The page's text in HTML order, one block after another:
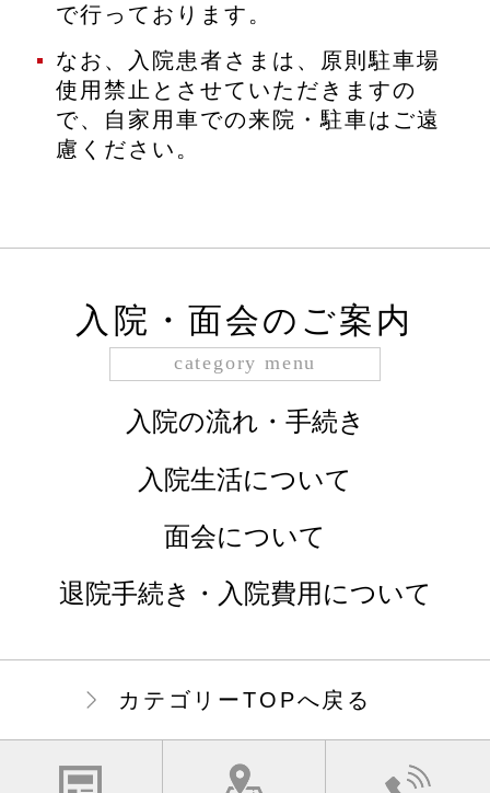
で行っております。
なお、入院患者さまは、原則駐車場
使用禁止とさせていただきますの
で、自家用車での来院・駐車はご遠
慮ください。
入院・面会のご案内
category menu
入院の流れ・手続き
入院生活について
面会について
退院手続き・入院費用について
カテゴリーTOPへ戻る